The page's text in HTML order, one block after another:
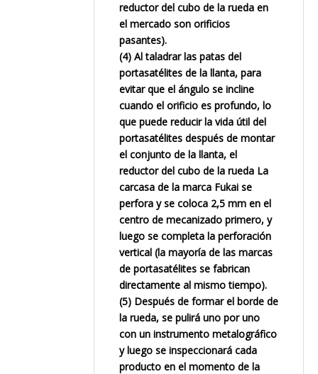
reductor del cubo de la rueda en
el mercado son orificios
pasantes).
(4) Al taladrar las patas del
portasatélites de la llanta, para
evitar que el ángulo se incline
cuando el orificio es profundo, lo
que puede reducir la vida útil del
portasatélites después de montar
el conjunto de la llanta, el
reductor del cubo de la rueda La
carcasa de la marca Fukai se
perfora y se coloca 2,5 mm en el
centro de mecanizado primero, y
luego se completa la perforación
vertical (la mayoría de las marcas
de portasatélites se fabrican
directamente al mismo tiempo).
(5) Después de formar el borde de
la rueda, se pulirá uno por uno
con un instrumento metalográfico
y luego se inspeccionará cada
producto en el momento de la